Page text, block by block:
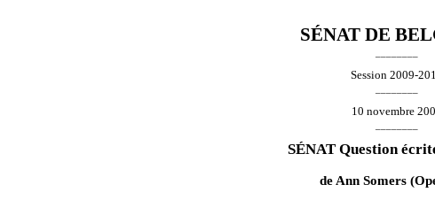
SÉNAT DE
Session 2009-
10 novembre
SÉNAT Question
de Ann Somers